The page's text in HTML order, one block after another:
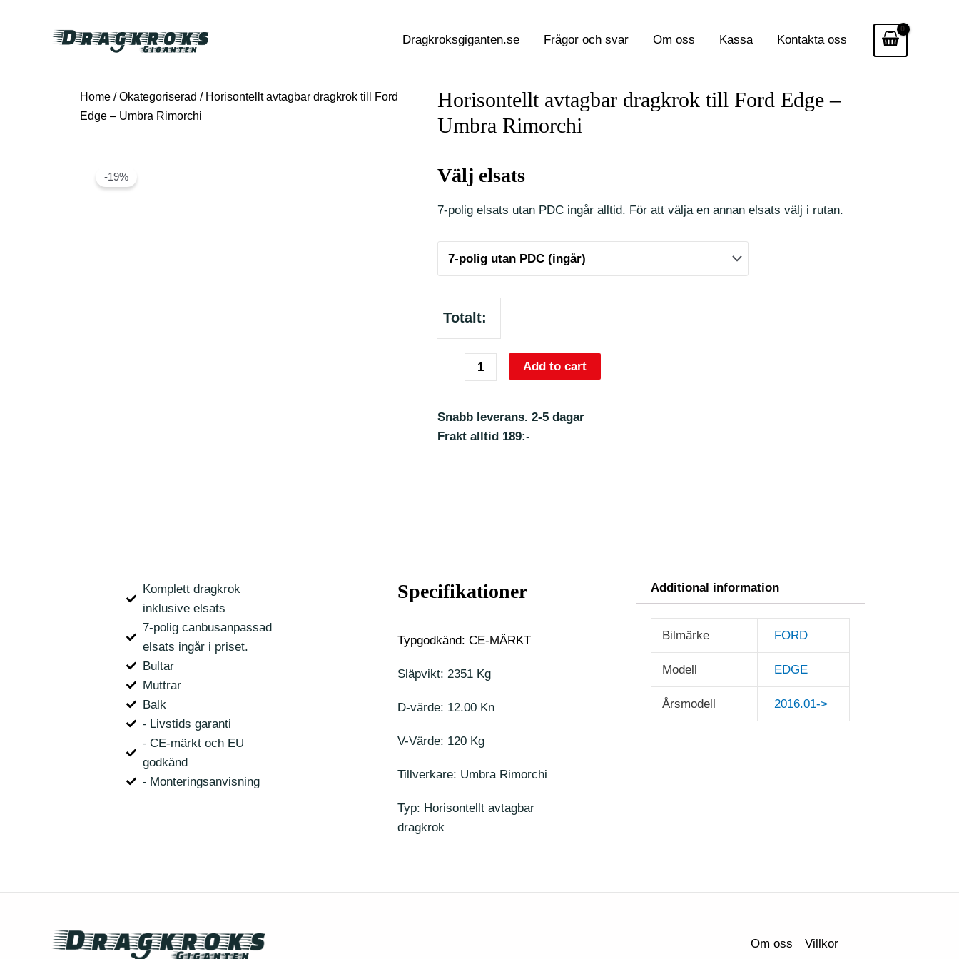
Dragkroksgiganten.se Frågor och svar Om oss Kassa Kontakta oss
Home /Okategoriserad / Horisontellt avtagbar dragkrok till Ford
Edge – Umbra Rimorchi
-19%
Horisontellt avtagbar dragkrok till Ford Edge –
Umbra Rimorchi
Välj elsats
7-polig elsats utan PDC ingår alltid. För att välja en annan elsats välj i rutan.
Totalt:
Add to cart
Snabb leverans. 2-5 dagar
Frakt alltid 189:-
Komplett dragkrok
inklusive elsats
7-polig canbusanpassad
elsats ingår i priset.
Bultar
Muttrar
Balk
⁃ Livstids garanti
⁃ CE-märkt och EU
godkänd
⁃ Monteringsanvisning
Specifikationer
Typgodkänd: CE-MÄRKT
Släpvikt: 2351 Kg
D-värde: 12.00 Kn
V-Värde: 120 Kg
Tillverkare: Umbra Rimorchi
Typ: Horisontellt avtagbar
dragkrok
Additional information
Bilmärke FORD
Modell EDGE
Årsmodell 2016.01->
Om oss Villkor